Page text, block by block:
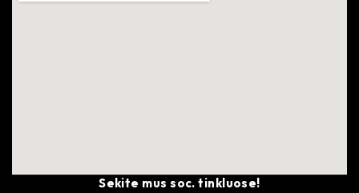
Sekite mus soc. tinkluose!